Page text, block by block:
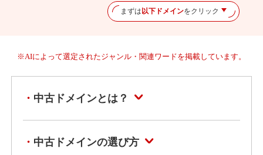
まずは以下ドメインをクリック
※AIによって選定されたジャンル・関連ワードを掲載しています。
中古ドメインとは？
中古ドメインの選び方